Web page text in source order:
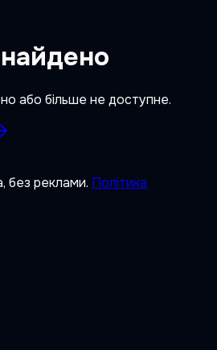
або більше не доступне.
без реклами. Політика